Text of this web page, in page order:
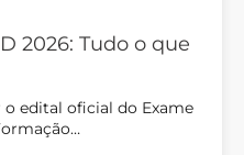
2026: Tudo o que
o edital oficial do Exame